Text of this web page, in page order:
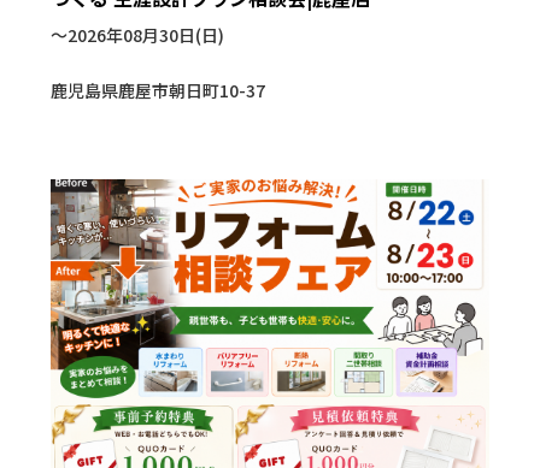
〜2026年08月30日(日)
鹿児島県鹿屋市朝日町10-37